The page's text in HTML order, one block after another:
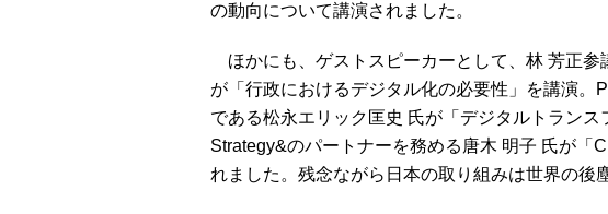
の動向について講演されました。
ほかにも、ゲストスピーカーとして、林 芳正参
が「行政におけるデジタル化の必要性」を講演。
である松永エリック匡史 氏が「デジタルトランス
Strategy&のパートナーを務める唐木 明子 氏が「
れました。残念ながら日本の取り組みは世界の後